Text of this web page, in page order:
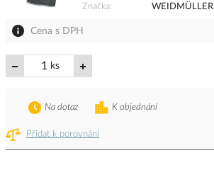
Značka
WEIDMÜLLER
Cena s DPH
ks
Přidat k porovnání
K objednání
Na dotaz